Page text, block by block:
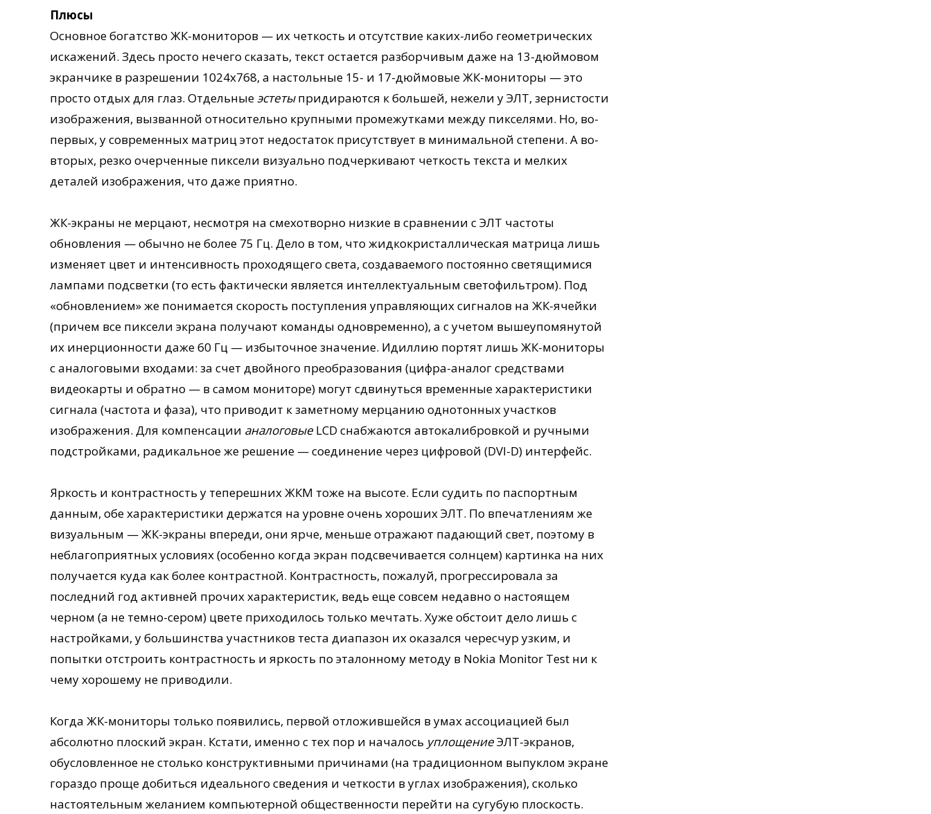
Плюсы
Основное богатство ЖК-мониторов — их четкость и отсутствие каких-либо геометрических
искажений. Здесь просто нечего сказать, текст остается разборчивым даже на 13-дюймовом
экранчике в разрешении 1024х768, а настольные 15- и 17-дюймовые ЖК-мониторы — это
просто отдых для глаз. Отдельныеэстетыпридираются к большей, нежели у ЭЛТ, зернистости
изображения, вызванной относительно крупными промежутками между пикселями. Но, во-
первых, у современных матриц этот недостаток присутствует в минимальной степени. А во-
вторых, резко очерченные пиксели визуально подчеркивают четкость текста и мелких
деталей изображения, что даже приятно.
ЖК-экраны не мерцают, несмотря на смехотворно низкие в сравнении с ЭЛТ частоты
обновления — обычно не более 75 Гц. Дело в том, что жидкокристаллическая матрица лишь
изменяет цвет и интенсивность проходящего света, создаваемого постоянно светящимися
лампами подсветки (то есть фактически является интеллектуальным светофильтром). Под
«обновлением» же понимается скорость поступления управляющих сигналов на ЖК-ячейки
(причем все пиксели экрана получают команды одновременно), а с учетом вышеупомянутой
их инерционности даже 60 Гц — избыточное значение. Идиллию портят лишь ЖК-мониторы
с аналоговыми входами: за счет двойного преобразования (цифра-аналог средствами
видеокарты и обратно — в самом мониторе) могут сдвинуться временные характеристики
сигнала (частота и фаза), что приводит к заметному мерцанию однотонных участков
изображения. Для компенсации аналоговыеLCD снабжаются автокалибровкой и ручными
подстройками, радикальное же решение — соединение через цифровой (DVI-D) интерфейс.
Яркость и контрастность у теперешних ЖКМ тоже на высоте. Если судить по паспортным
данным, обе характеристики держатся на уровне очень хороших ЭЛТ. По впечатлениям же
визуальным — ЖК-экраны впереди, они ярче, меньше отражают падающий свет, поэтому в
неблагоприятных условиях (особенно когда экран подсвечивается солнцем) картинка на них
получается куда как более контрастной. Контрастность, пожалуй, прогрессировала за
последний год активней прочих характеристик, ведь еще совсем недавно о настоящем
черном (а не темно-сером) цвете приходилось только мечтать. Хуже обстоит дело лишь с
настройками, у большинства участников теста диапазон их оказался чересчур узким, и
попытки отстроить контрастность и яркость по эталонному методу в Nokia Monitor Test ни к
чему хорошему не приводили.
Когда ЖК-мониторы только появились, первой отложившейся в умах ассоциацией был
абсолютно плоский экран. Кстати, именно с тех пор и началось уплощениеЭЛТ-экранов,
обусловленное не столько конструктивными причинами (на традиционном выпуклом экране
гораздо проще добиться идеального сведения и четкости в углах изображения), сколько
настоятельным желанием компьютерной общественности перейти на сугубую плоскость.